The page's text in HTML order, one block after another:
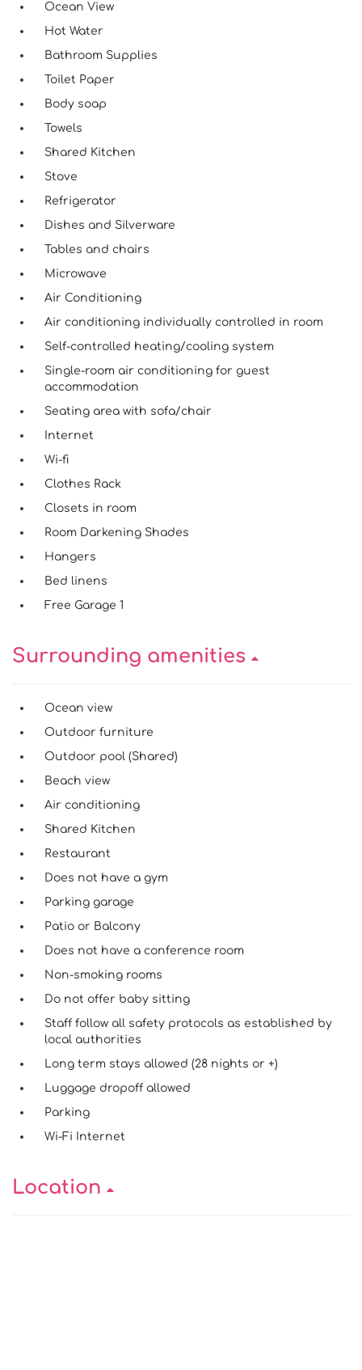
Ocean View
Hot Water
Bathroom Supplies
Toilet Paper
Body soap
Towels
Shared Kitchen
Stove
Refrigerator
Dishes and Silverware
Tables and chairs
Microwave
Air Conditioning
Air conditioning individually controlled in room
Self-controlled heating/cooling system
Single-room air conditioning for guest
accommodation
Seating area with sofa/chair
Internet
Wi-fi
Clothes Rack
Closets in room
Room Darkening Shades
Hangers
Bed linens
Free Garage 1
Surrounding amenities
Ocean view
Outdoor furniture
Outdoor pool (Shared)
Beach view
Air conditioning
Shared Kitchen
Restaurant
Does not have a gym
Parking garage
Patio or Balcony
Does not have a conference room
Non-smoking rooms
Do not offer baby sitting
Staff follow all safety protocols as established by
local authorities
Long term stays allowed (28 nights or +)
Luggage dropoff allowed
Parking
Wi-Fi Internet
Location